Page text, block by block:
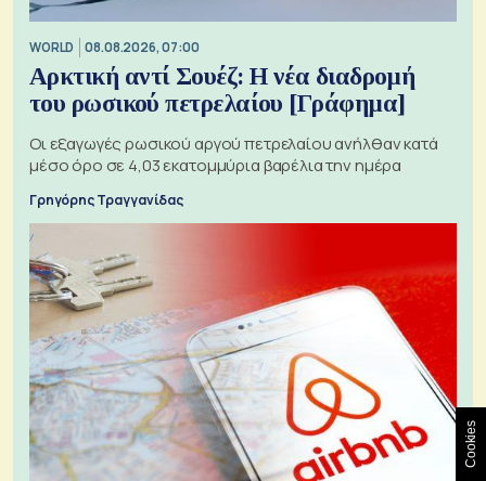
WORLD 08.08.2026, 07:00
Αρκτική αντί Σουέζ: Η νέα διαδρομή
του ρωσικού πετρελαίου [Γράφημα]
Οι εξαγωγές ρωσικού αργού πετρελαίου ανήλθαν κατά
μέσο όρο σε 4,03 εκατομμύρια βαρέλια την ημέρα
Γρηγόρης Τραγγανίδας
Cookies